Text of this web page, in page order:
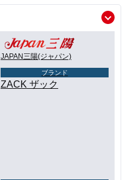
JAPAN三陽(ジャパン)
ブランド
ZACK ザック